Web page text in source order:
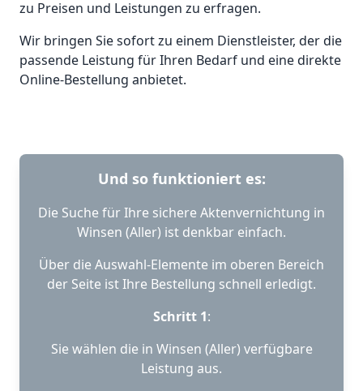
zu Preisen und Leistungen zu erfragen.
Wir bringen Sie sofort zu einem Dienstleister, der die
passende Leistung für Ihren Bedarf und eine direkte
Online-Bestellung anbietet.
Und so funktioniert es:
Die Suche für Ihre sichere Aktenvernichtung in
Winsen (Aller) ist denkbar einfach.
Über die Auswahl-Elemente im oberen Bereich
der Seite ist Ihre Bestellung schnell erledigt.
Schritt 1:
Sie wählen die in Winsen (Aller) verfügbare
Leistung aus.